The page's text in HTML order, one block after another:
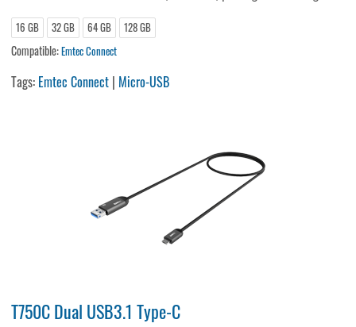
16 GB 32 GB 64 GB 128 GB
Compatible:Emtec Connect
Tags: Emtec Connect | Micro-USB
T750C Dual USB3.1 Type-C